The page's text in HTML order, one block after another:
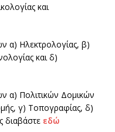
και
α) Ηλεκτρολογίας, β)
και δ)
α) Πολιτικών Δομικών
γ) Τοπογραφίας, δ)
διαβάστε εδώ